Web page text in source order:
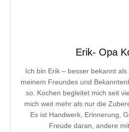
Erik- Opa
Ich bin Erik – besser bekannt als
meinem Freundes und
so. Kochen begleitet mich seit
mich weit mehr als nur die
Es ist Handwerk, Erinnerung,
Freude daran, andere